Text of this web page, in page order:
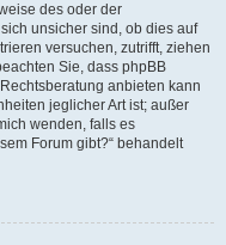
des oder der
unsicher sind, ob dies auf
versuchen, zutrifft, ziehen
Sie, dass phpBB
anbieten kann
jeglicher Art ist; außer
wenden, falls es
Forum gibt?“ behandelt